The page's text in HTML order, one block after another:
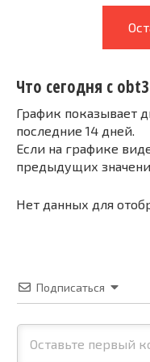
Что сегодня с
График показывает
последние 14 дней.
Если на графике
предыдущих
Нет данных для
Подписаться